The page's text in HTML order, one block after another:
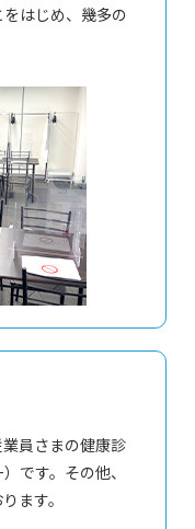
はじめ、幾多の
員さまの健康診
です。その他、
ます。